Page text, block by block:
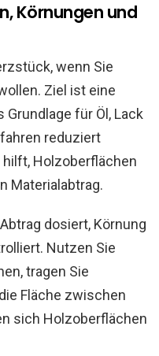
Körnungen und
wenn Sie
Ziel ist eine
für Öl, Lack
reduziert
hilft, Holzoberflächen
Materialabtrag.
dosiert, Körnung
Nutzen Sie
tragen Sie
Fläche zwischen
sich Holzoberflächen